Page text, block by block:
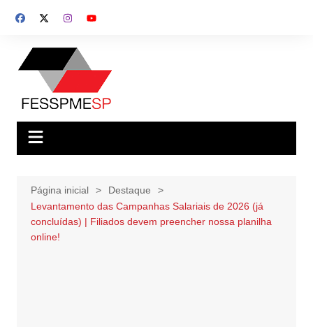
para
conteúdo
Página inicial
Destaque
Levantamento das Campanhas Salariais de 2026 (já
concluídas) | Filiados devem preencher nossa planilha
online!